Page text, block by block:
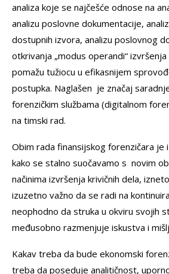
analiza koje se najčešće odnose na
analizu poslovne dokumentacije,
dostupnih izvora, analizu poslovnog
otkrivanja „modus operandi“
pomažu tužiocu u efikasnijem
postupka. Naglašen je značaj
forenzičkim službama (digitalnom
na timski rad.
Obim rada finansijskog forenzičara je
kako se stalno suočavamo s novim
načinima izvršenja krivičnih dela,
izuzetno važno da se radi na
neophodno da struka u okviru svojih
međusobno razmenjuje iskustva i
Kakav treba da bude ekonomski
treba da poseduje analitičnost,